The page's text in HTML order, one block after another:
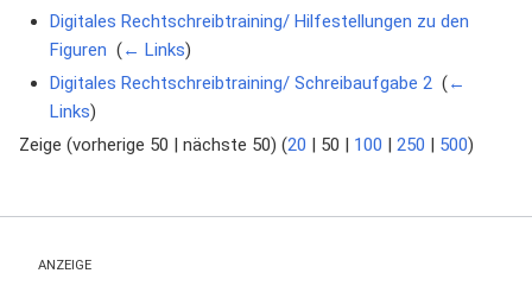
Digitales Rechtschreibtraining/ Hilfestellungen zu den
Figuren (← Links)
Digitales Rechtschreibtraining/ Schreibaufgabe 2‎ (←
Links)
Zeige (vorherige 50 | nächste 50) (20 | 50 | 100 | 250 | 500)
ANZEIGE